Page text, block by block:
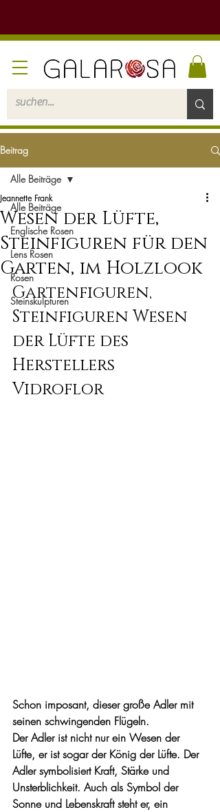
Beitrag
Alle Beiträge
Englische Rosen
Lens Rosen
Rosen
Steinskulpturen
Alle Beiträge
Wesen der Lüfte,
Steinfiguren für den
Garten, im Holzlook
Jeannette Frank
Gartenfiguren,
Steinfiguren Wesen
der Lüfte des
Herstellers
Vidroflor
Schon imposant, dieser große Adler mit
seinen schwingenden Flügeln.
Der Adler ist nicht nur ein Wesen der
Lüfte, er ist sogar der König der Lüfte. Der
Adler symbolisiert Kraft, Stärke und
Unsterblichkeit. Auch als Symbol der
Sonne und Lebenskraft steht er, ein